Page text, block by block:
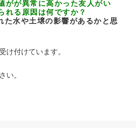
がが異常に高かった友人がい
れる原因は何ですか？
水や土壌の影響があるかと思
け付けています。
い。